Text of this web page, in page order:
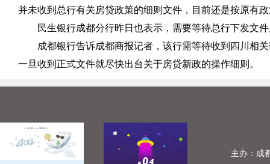
并未收到总行有关房贷政策的细则文件，目前还是按原有
民生银行成都分行昨日也表示，需要等待总行下发文
成都银行告诉成都商报记者，该行需等待收到四川相
一旦收到正式文件就尽快出台关于房贷新政的操作细则。
主办：成